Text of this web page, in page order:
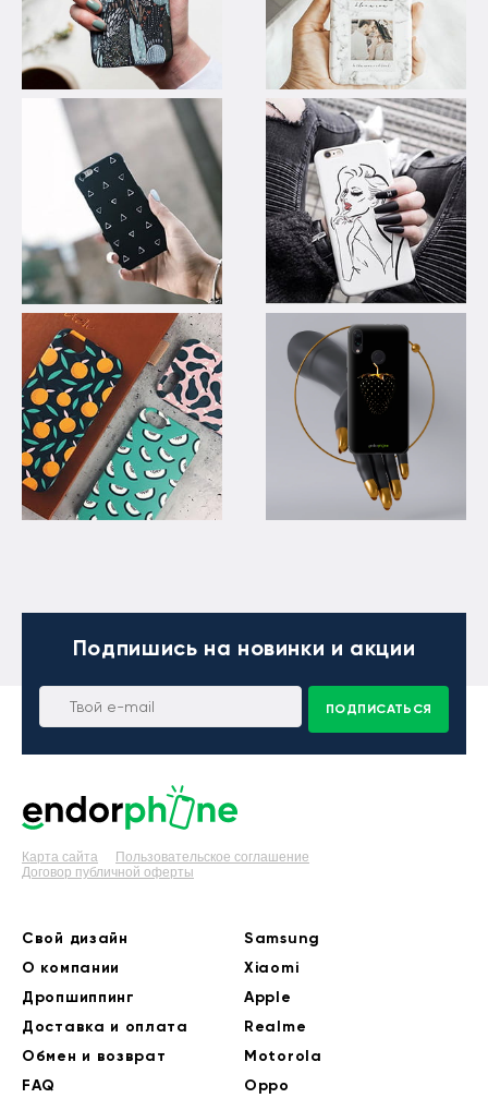
Подпишись на новинки и акции
ПОДПИСАТЬСЯ
Карта сайта
Пользовательское соглашение
Договор публичной оферты
Свой дизайн
О компании
Дропшиппинг
Доставка и оплата
Обмен и возврат
FAQ
Samsung
Xiaomi
Apple
Realme
Motorola
Oppo